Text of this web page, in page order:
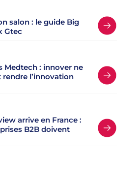
salon : le guide Big
Gtec
Medtech : innover ne
l’innovation
arrive en France :
B2B doivent